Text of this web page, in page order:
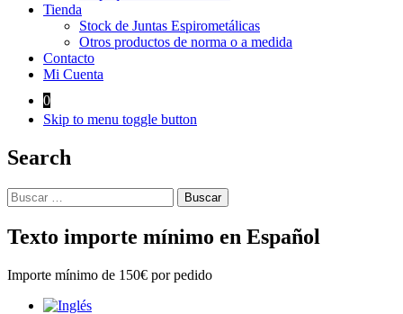
Tienda
Stock de Juntas Espirometálicas
Otros productos de norma o a medida
Contacto
Mi Cuenta
0
Skip to menu toggle button
Search
Buscar:
Texto importe mínimo en Español
Importe mínimo de 150€ por pedido